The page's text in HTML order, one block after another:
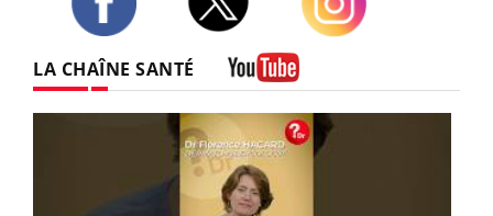
LA CHAÎNE SANTÉ